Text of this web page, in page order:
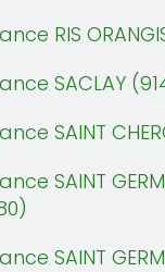
RIS
SACLAY
SAINT
SAINT
SAINT